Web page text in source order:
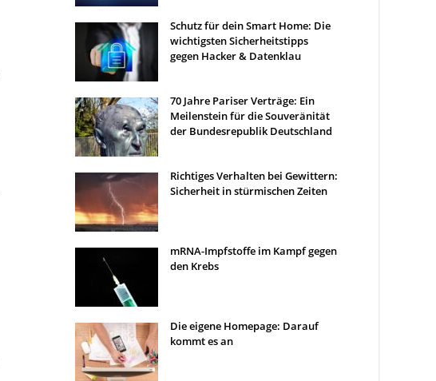
Schutz für dein Smart Home: Die
wichtigsten Sicherheitstipps
gegen Hacker & Datenklau
70 Jahre Pariser Verträge: Ein
Meilenstein für die Souveränität
der Bundesrepublik Deutschland
Richtiges Verhalten bei Gewittern:
Sicherheit in stürmischen Zeiten
mRNA-Impfstoffe im Kampf gegen
den Krebs
Die eigene Homepage: Darauf
kommt es an